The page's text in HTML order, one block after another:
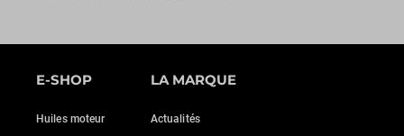
E-SHOP
Huiles moteur
LA MARQUE
Actualités